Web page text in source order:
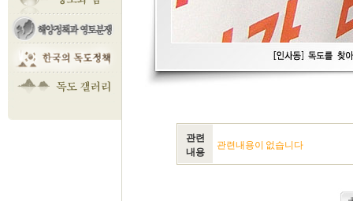
관련
내용
관련내용이 없습니다